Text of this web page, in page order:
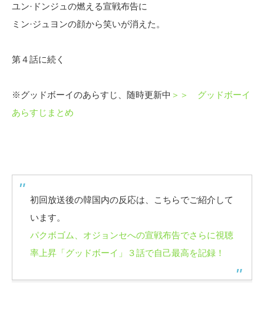
ユン·ドンジュの燃える宣戦布告に
ミン·ジュヨンの顔から笑いが消えた。
第４話に続く
※グッドボーイのあらすじ、随時更新中 ＞＞ グッドボーイ
あらすじまとめ
初回放送後の韓国内の反応は、こちらでご紹介して
います。
パクボゴム、オジョンセへの宣戦布告でさらに視聴
率上昇「グッドボーイ」３話で自己最高を記録！